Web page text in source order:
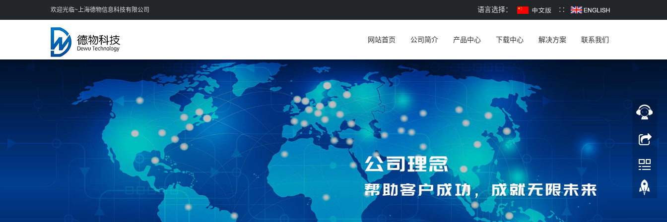
欢迎光临~上海德物信息科技有限公司 语言选择： ∷
网站首页 公司简介 产品中心 下载中心 解决方案 联系我们